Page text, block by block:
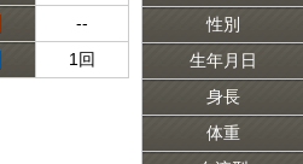
--
1回
性別
生年月日
身長
体重